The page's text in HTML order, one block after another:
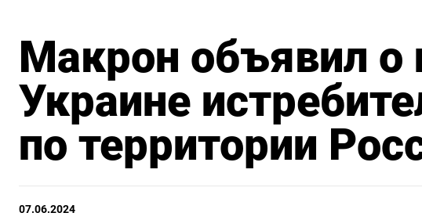
Макрон объявил о
Украине
по территории
07.06.2024